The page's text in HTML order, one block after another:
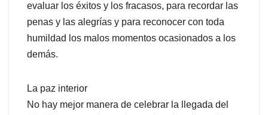
evaluar los éxitos y los fracasos, para recordar las
penas y las alegrías y para reconocer con toda
humildad los malos momentos ocasionados a los
demás.
La paz interior
No hay mejor manera de celebrar la llegada del